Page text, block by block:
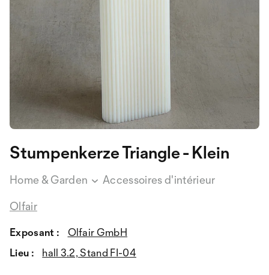
Stumpenkerze Triangle - Klein
Home & Garden
Accessoires d'intérieur
Olfair
Exposant :
Olfair GmbH
Lieu :
hall 3.2, Stand FI-04